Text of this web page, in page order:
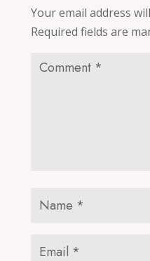
Your email address
Required fields are